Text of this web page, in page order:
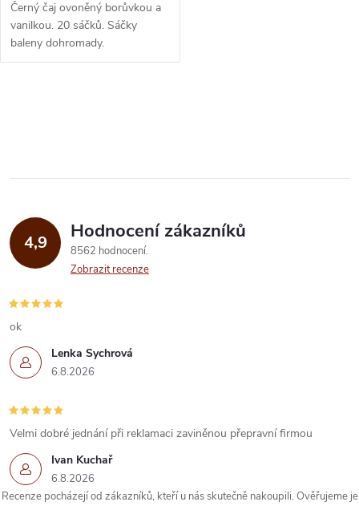
Černý čaj ovoněný borůvkou a
vanilkou. 20 sáčků. Sáčky
baleny dohromady.
l
d
a
c
í
p
r
v
k
y
4,9 Hodnocení zákazníků
8562 hodnocení
Zobrazit recenze
Lenka Sychrová
6.8.2026
ok
Ivan Kuchař
6.8.2026
Velmi dobré jednání při reklamaci zaviněnou přepravní firmou
Recenze pocházejí od zákazníků, kteří u nás skutečně nakoupili. Ověřujeme je